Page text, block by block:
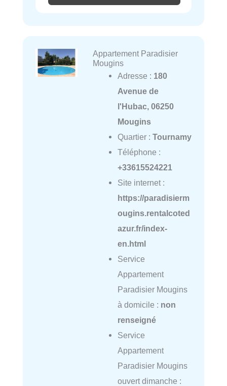
Appartement Paradisier
Mougins
Adresse : 180
Avenue de
l'Hubac, 06250
Mougins
Quartier : Tournamy
Téléphone :
+33615524221
Site internet :
https://paradisierm
ougins.rentalcoted
azur.fr/index-
en.html
Service
Appartement
Paradisier Mougins
à domicile : non
renseigné
Service
Appartement
Paradisier Mougins
ouvert dimanche :